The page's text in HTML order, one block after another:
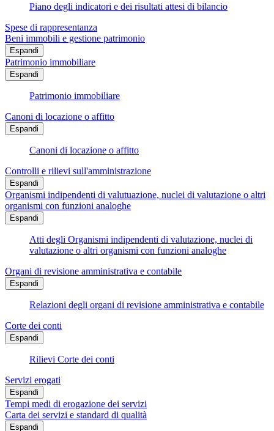
Piano degli indicatori e dei risultati attesi di bilancio
Spese di rappresentanza
Beni immobili e gestione patrimonio
Espandi
Patrimonio immobiliare
Espandi
Patrimonio immobiliare
Canoni di locazione o affitto
Espandi
Canoni di locazione o affitto
Controlli e rilievi sull'amministrazione
Espandi
Organismi indipendenti di valutuazione, nuclei di valutazione o altri
organismi con funzioni analoghe
Espandi
Atti degli Organismi indipendenti di valutazione, nuclei di
valutazione o altri organismi con funzioni analoghe
Organi di revisione amministrativa e contabile
Espandi
Relazioni degli organi di revisione amministrativa e contabile
Corte dei conti
Espandi
Rilievi Corte dei conti
Servizi erogati
Espandi
Tempi medi di erogazione dei servizi
Carta dei servizi e standard di qualità
Espandi